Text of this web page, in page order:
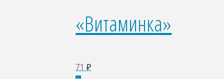
«Витаминка»
71₽